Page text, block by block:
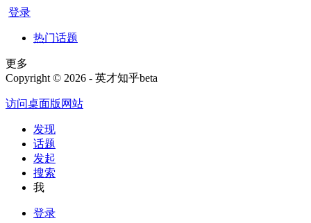
登录
热门话题
更多
Copyright © 2026 - 英才知乎beta
访问桌面版网站
发现
话题
发起
搜索
我
登录